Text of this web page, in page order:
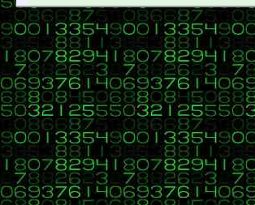
Abraham
aprenderaprogramar.com: